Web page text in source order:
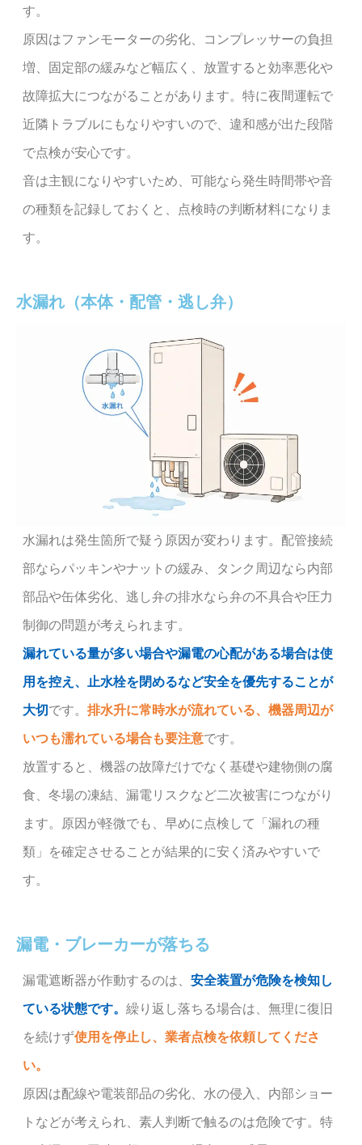
す。
原因はファンモーターの劣化、コンプレッサーの負担
増、固定部の緩みなど幅広く、放置すると効率悪化や
故障拡大につながることがあります。特に夜間運転で
近隣トラブルにもなりやすいので、違和感が出た段階
で点検が安心です。
音は主観になりやすいため、可能なら発生時間帯や音
の種類を記録しておくと、点検時の判断材料になりま
す。
水漏れ（本体・配管・逃し弁）
水漏れは発生箇所で疑う原因が変わります。配管接続
部ならパッキンやナットの緩み、タンク周辺なら内部
部品や缶体劣化、逃し弁の排水なら弁の不具合や圧力
制御の問題が考えられます。
漏れている量が多い場合や漏電の心配がある場合は使
用を控え、止水栓を閉めるなど安全を優先することが
大切です。排水升に常時水が流れている、機器周辺が
いつも濡れている場合も要注意です。
放置すると、機器の故障だけでなく基礎や建物側の腐
食、冬場の凍結、漏電リスクなど二次被害につながり
ます。原因が軽微でも、早めに点検して「漏れの種
類」を確定させることが結果的に安く済みやすいで
す。
漏電・ブレーカーが落ちる
漏電遮断器が作動するのは、安全装置が危険を検知し
ている状態です。繰り返し落ちる場合は、無理に復旧
を続けず使用を停止し、業者点検を依頼してくださ
い。
原因は配線や電装部品の劣化、水の侵入、内部ショー
トなどが考えられ、素人判断で触るのは危険です。特